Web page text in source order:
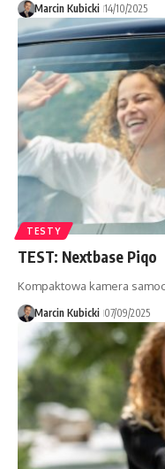
Marcin Kubicki 14/10/2025
TESTY
TEST: Nextbase Piqo
Kompaktowa kamera
Marcin Kubicki 07/09/2025